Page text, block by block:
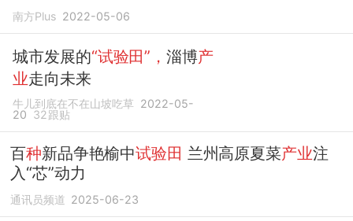
南方Plus 2022-05-06
城市发展的“试验田”，淄博产
业走向未来
牛儿到底在不在山坡吃草 2022-05-
20 32跟贴
百种新品争艳榆中试验田 兰州高原夏菜产业注
入“芯”动力
通讯员频道 2025-06-23